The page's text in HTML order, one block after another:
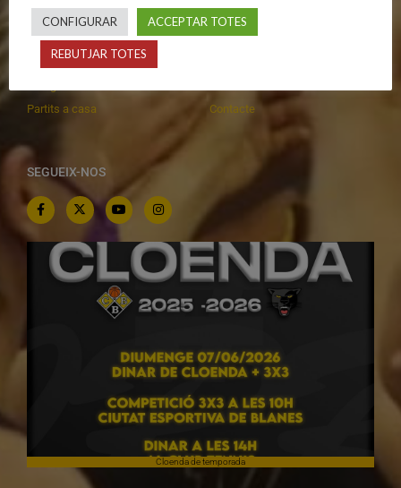
Equips federats
C.E. El Vilar
Altres equips
Partits a casa
Botiga
Documentació
Contacte
SEGUEIX-NOS
Cloenda de temporada
CONFIGURAR ACCEPTAR TOTES
REBUTJAR TOTES